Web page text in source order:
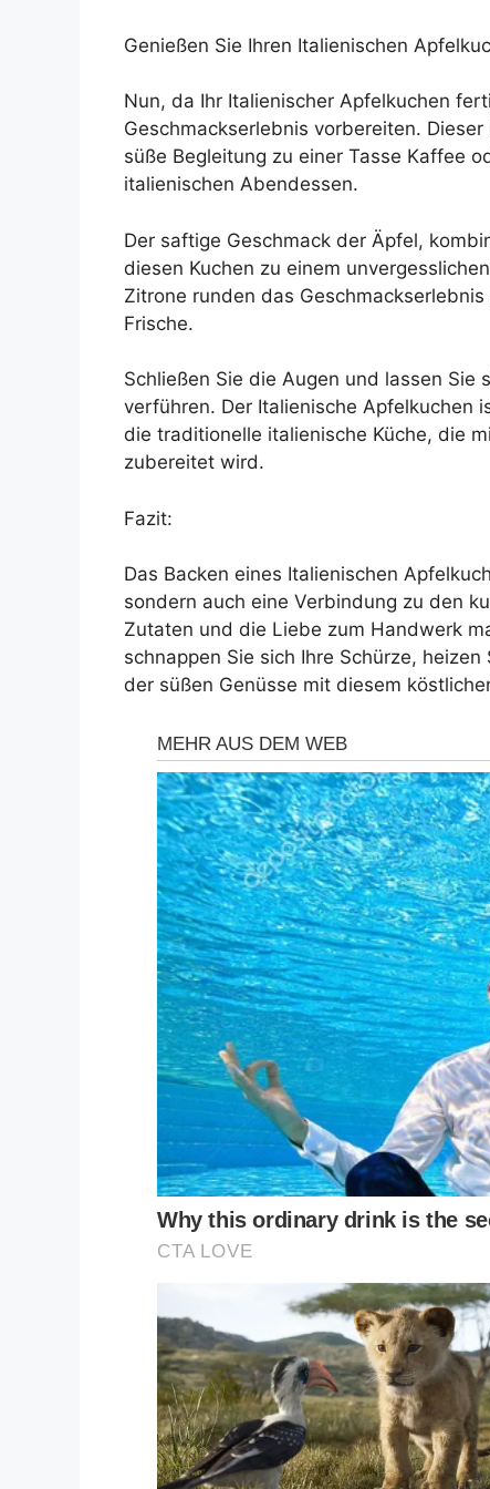
Genießen Sie Ihren Italienischen
Nun, da Ihr Italienischer Apfelkuchen
Geschmackserlebnis vorbereiten.
süße Begleitung zu einer Tasse Kaffee
italienischen Abendessen.
Der saftige Geschmack der Äpfel,
diesen Kuchen zu einem
Zitrone runden das
Frische.
Schließen Sie die Augen und lassen Sie
verführen. Der Italienische Apfelkuchen
die traditionelle italienische Küche, die
zubereitet wird.
Fazit:
Das Backen eines Italienischen
sondern auch eine Verbindung zu den
Zutaten und die Liebe zum Handwerk
schnappen Sie sich Ihre Schürze,
der süßen Genüsse mit diesem